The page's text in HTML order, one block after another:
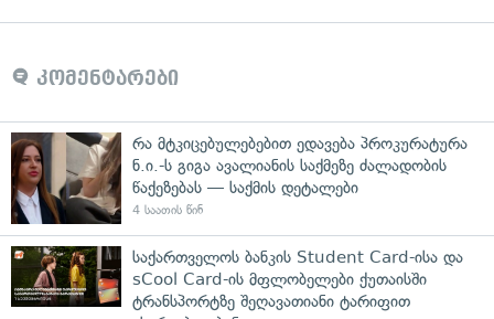
კომენტარები
რა მტკიცებულებებით ედავება პროკურატურა
ნ.ი.-ს გიგა ავალიანის საქმეზე ძალადობის
წაქეზებას — საქმის დეტალები
4 საათის წინ
საქართველოს ბანკის Student Card-ისა და
sCool Card-ის მფლობელები ქუთაისში
ტრანსპორტზე შეღავათიანი ტარიფით